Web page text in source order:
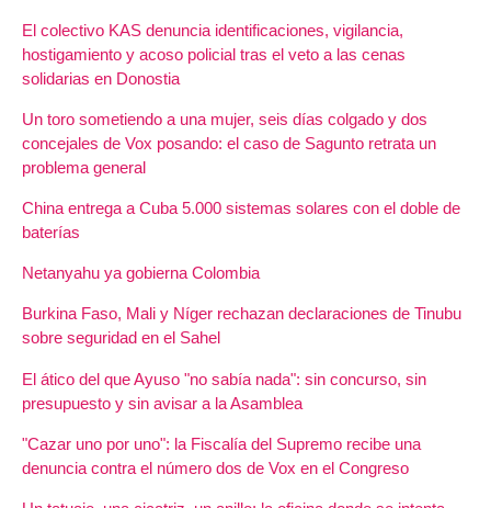
El colectivo KAS denuncia identificaciones, vigilancia,
hostigamiento y acoso policial tras el veto a las cenas
solidarias en Donostia
Un toro sometiendo a una mujer, seis días colgado y dos
concejales de Vox posando: el caso de Sagunto retrata un
problema general
China entrega a Cuba 5.000 sistemas solares con el doble de
baterías
Netanyahu ya gobierna Colombia
Burkina Faso, Mali y Níger rechazan declaraciones de Tinubu
sobre seguridad en el Sahel
El ático del que Ayuso "no sabía nada": sin concurso, sin
presupuesto y sin avisar a la Asamblea
"Cazar uno por uno": la Fiscalía del Supremo recibe una
denuncia contra el número dos de Vox en el Congreso